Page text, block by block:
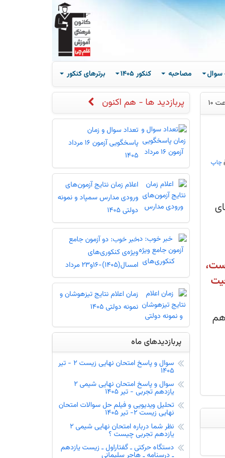
سوال مصاحبه کنکور 1405 برترهای کنکور
چاپ
نشان دار شده است،
پربازدید ها - هم اکنون
تعداد سوال و زمان
پاسخگویی آزمون 16 مرداد
1405
اعلام زمان نتایج آزمون‌های
ورودی مدارس سمپاد و نمونه
دولتی 1405
خبر خوب: دو آزمون جامع
ویژه‌ی کنکوری‌های
امسال(1405)-16و23 مرداد
زمان اعلام نتایج تیزهوشان و
نمونه دولتی 1405
پربازدیدهای ماه
سوال و پاسخ امتحان نهایی زیست 2 - تیر
1405
سوال و پاسخ امتحان نهایی شیمی 2
یازدهم تجربی - تیر 1405
تحلیل ویدیویی و فیلم حل سوالات امتحان
نهایی زیست 2- تیر 1405
نظر شما درباره امتحان نهایی شیمی 2
یازدهم تجربی چیست ؟
دستگاه حرکتی ـ گفتاراول ـ زیست یازدهم
ـ درسنامه ـ هاجر سلیمانی